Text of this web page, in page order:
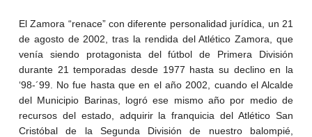
El Zamora “renace” con diferente personalidad jurídica, un 21
de agosto de 2002, tras la rendida del Atlético Zamora, que
venía siendo protagonista del fútbol de Primera División
durante 21 temporadas desde 1977 hasta su declino en la
‘98-´99. No fue hasta que en el año 2002, cuando el Alcalde
del Municipio Barinas, logró ese mismo año por medio de
recursos del estado, adquirir la franquicia del Atlético San
Cristóbal de la Segunda División de nuestro balompié,